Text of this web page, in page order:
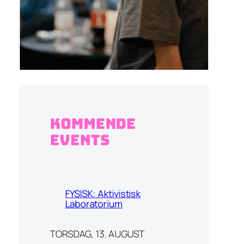
Kommende
events
FYSISK: Aktivistisk
Laboratorium
TORSDAG, 13. AUGUST